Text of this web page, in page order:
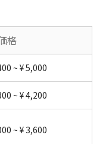
格
~ ¥ 5,000
~ ¥ 4,200
~ ¥ 3,600